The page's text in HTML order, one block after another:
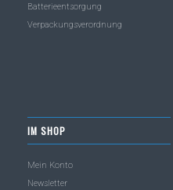
Batterieentsorgung
Verpackungsverordnung
IM SHOP
Mein Konto
Newsletter